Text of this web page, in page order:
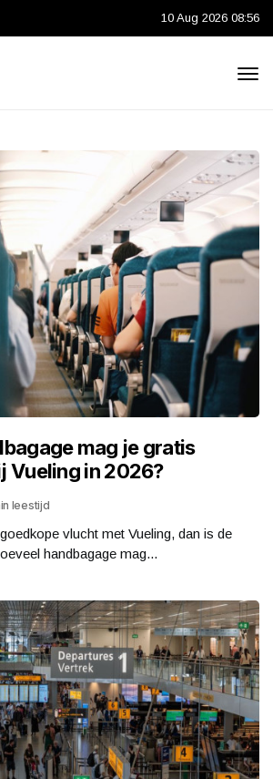
10 Aug 2026 08:56
mag je gratis
Vueling in 2026?
leestijd
vlucht met Vueling, dan is de
handbagage mag...